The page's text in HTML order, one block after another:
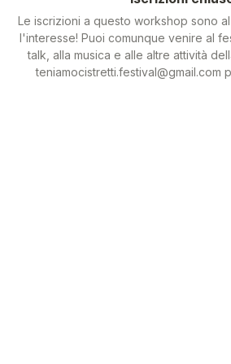
Le iscrizioni a questo workshop sono
l'interesse! Puoi comunque venire al
talk, alla musica e alle altre attività
teniamocistretti.festival@gmail.com